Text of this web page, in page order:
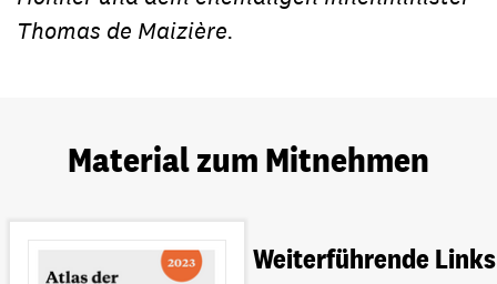
Thomas de Maizière.
Material zum Mitnehmen
Weiterführende Links